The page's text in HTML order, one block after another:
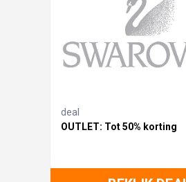
deal
OUTLET: Tot 50% korting